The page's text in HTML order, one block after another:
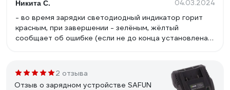
Никита С. 04.03.2024
- во время зарядки светодиодный индикатор горит
красным, при завершении - зелёным, жёлтый
сообщает об ошибке (если не до конца установлена
Felisatti (например, АБ-2.0Aч/Л3 Li-Ion, 2 Ач
5709.5.0.00); - хорошая цена по акции 1100 рублей
2 отзыва
Отзыв о зарядном устройстве SAFUN